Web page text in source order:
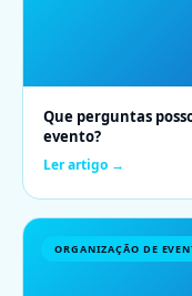
Que perguntas
evento?
Ler artigo →
ORGANIZAÇÃO DE